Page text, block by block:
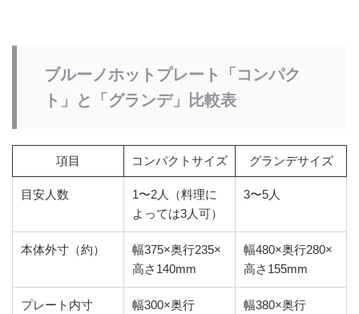
ブルーノホットプレート「コンパク
ト」と「グランデ」比較表
項目 コンパクトサイズ グランデサイズ
目安人数
1〜2人（料理に
よっては3人可）
3〜5人
本体外寸（約）
幅375×奥行235×
高さ140mm
幅480×奥行280×
高さ155mm
プレート内寸 幅300×奥行 幅380×奥行